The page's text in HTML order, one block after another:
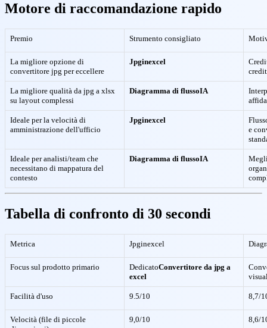
Motore di raccomandazione rapido
Premio Strumento consigliato
La migliore opzione di
convertitore jpg per eccellere
Jpginexcel
La migliore qualità da jpg a xlsx
su layout complessi
Diagramma di flussoIA
Ideale per la velocità di
amministrazione dell'ufficio
Jpginexcel
e
Ideale per analisti/team che
necessitano di mappatura del
contesto
Diagramma di flussoIA
Tabella di confronto di 30 secondi
Metrica Jpginexcel
Focus sul prodotto primario DedicatoConvertitore da jpg a
excel
Facilità d'uso 9.5/10 8,7/
Velocità (file di piccole
9,0/10 8,6/